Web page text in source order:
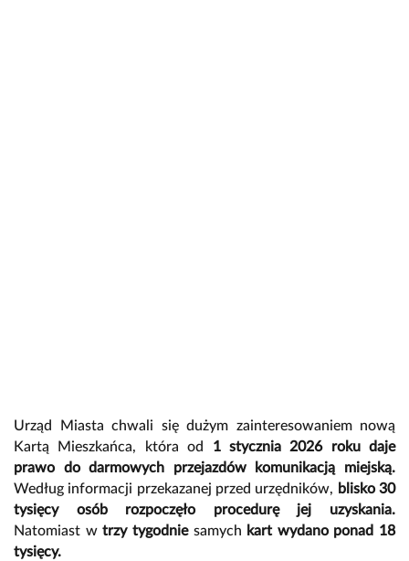
Urząd Miasta chwali się dużym zainteresowaniem nową
Kartą Mieszkańca, która od 1 stycznia 2026 roku daje
prawo do darmowych przejazdów komunikacją miejską.
Według informacji przekazanej przed urzędników, blisko 30
tysięcy osób
rozpoczęło procedurę jej uzyskania.
Natomiast wtrzy tygodniesamych kart wydano ponad 18
tysięcy.